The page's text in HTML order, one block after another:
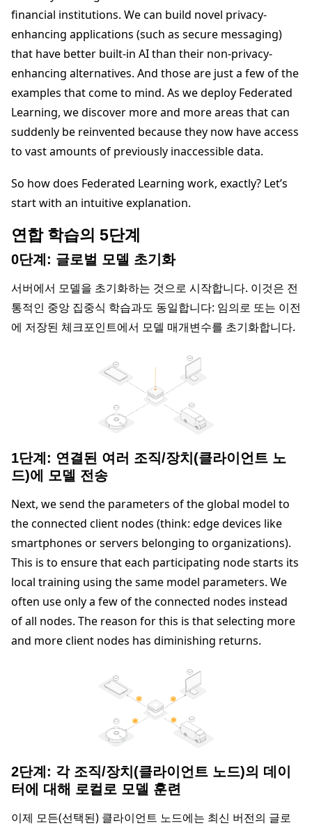
financial institutions. We can build novel privacy-
enhancing applications (such as secure messaging)
that have better built-in AI than their non-privacy-
enhancing alternatives. And those are just a few of the
examples that come to mind. As we deploy Federated
Learning, we discover more and more areas that can
suddenly be reinvented because they now have access
to vast amounts of previously inaccessible data.
So how does Federated Learning work, exactly? Let’s
start with an intuitive explanation.
연합 학습의 5단계
0단계: 글로벌 모델 초기화
서버에서 모델을 초기화하는 것으로 시작합니다. 이것은 전
통적인 중앙 집중식 학습과도 동일합니다: 임의로 또는 이전
에 저장된 체크포인트에서 모델 매개변수를 초기화합니다.
1단계: 연결된 여러 조직/장치(클라이언트 노
드)에 모델 전송
Next, we send the parameters of the global model to
the connected client nodes (think: edge devices like
smartphones or servers belonging to organizations).
This is to ensure that each participating node starts its
local training using the same model parameters. We
often use only a few of the connected nodes instead
of all nodes. The reason for this is that selecting more
and more client nodes has diminishing returns.
2단계: 각 조직/장치(클라이언트 노드)의 데이
터에 대해 로컬로 모델 훈련
이제 모든(선택된) 클라이언트 노드에는 최신 버전의 글로